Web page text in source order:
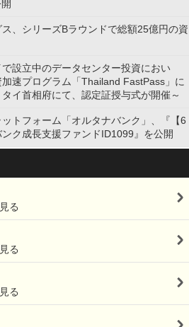
、シリーズBラウンドで総額25億円の資
設立中のデータセンター投資におい
速プログラム「Thailand FastPass」に
イ首相府にて、認定証授与式が開催～
トフォーム「オルタナバンク」、『【6
ク成長支援ファンドID1099』を公開
る
る
る